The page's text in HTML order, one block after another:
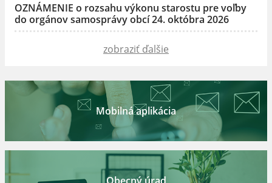
OZNÁMENIE o rozsahu výkonu starostu pre voľby
do orgánov samosprávy obcí 24. októbra 2026
zobraziť ďalšie
Mobilná aplikácia